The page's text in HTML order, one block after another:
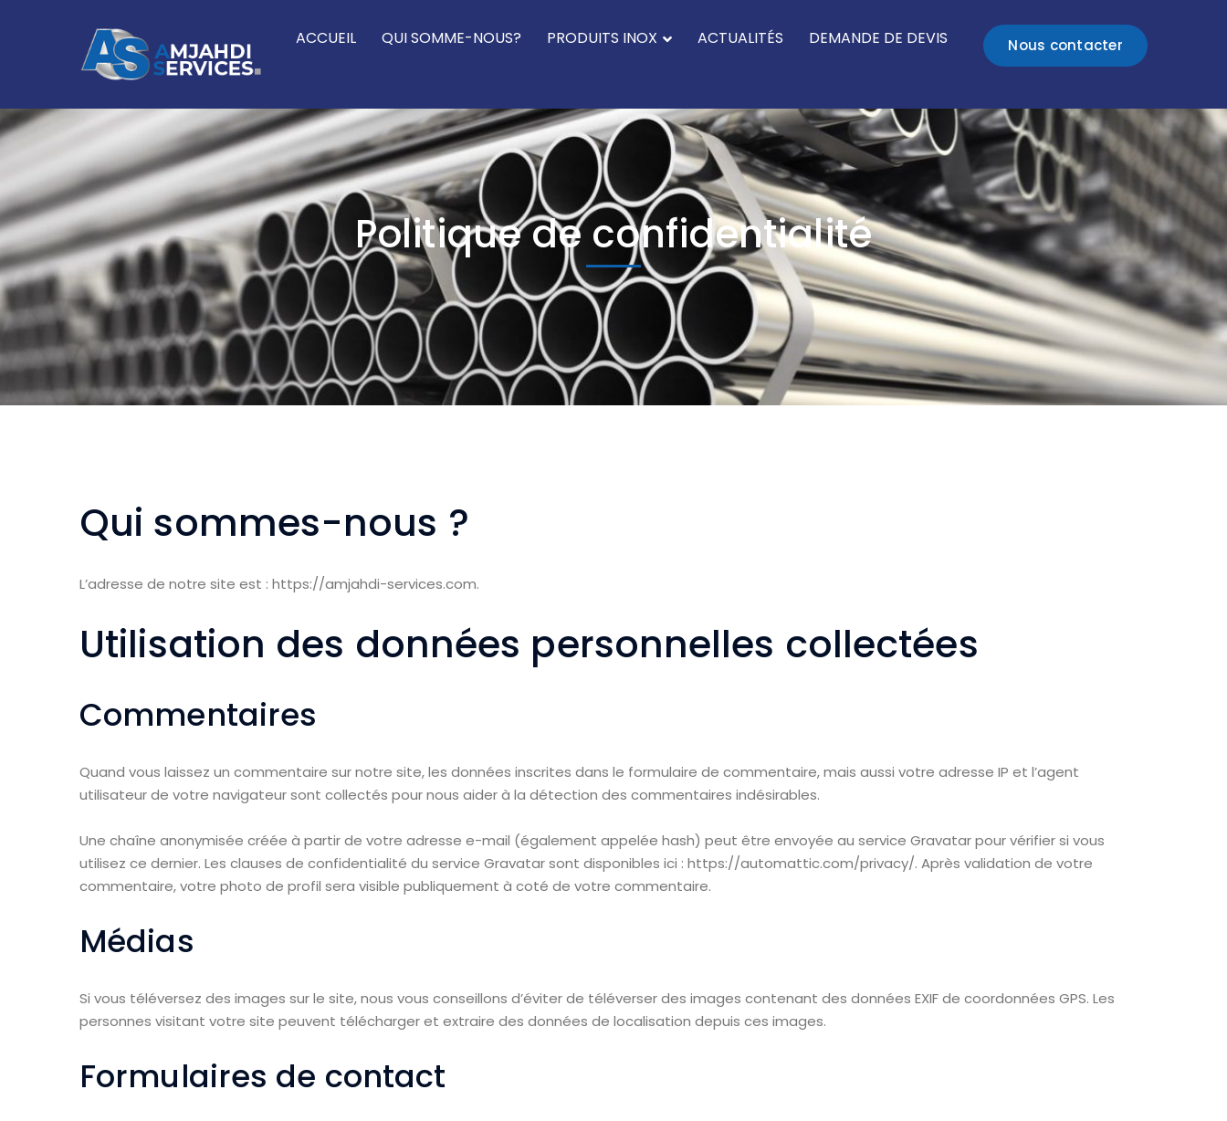
Nous contacter
ACCUEIL QUI SOMME-NOUS? PRODUITS INOX ACTUALITÉS DEMANDE DE DEVIS
Politique de confidentialité
Qui sommes-nous ?
L’adresse de notre site est : https://amjahdi-services.com.
Utilisation des données personnelles collectées
Commentaires
Quand vous laissez un commentaire sur notre site, les données inscrites dans le formulaire de commentaire, mais aussi votre adresse IP et l’agent
utilisateur de votre navigateur sont collectés pour nous aider à la détection des commentaires indésirables.
Une chaîne anonymisée créée à partir de votre adresse e-mail (également appelée hash) peut être envoyée au service Gravatar pour vérifier si vous
utilisez ce dernier. Les clauses de confidentialité du service Gravatar sont disponibles ici : https://automattic.com/privacy/. Après validation de votre
commentaire, votre photo de profil sera visible publiquement à coté de votre commentaire.
Médias
Si vous téléversez des images sur le site, nous vous conseillons d’éviter de téléverser des images contenant des données EXIF de coordonnées GPS. Les
personnes visitant votre site peuvent télécharger et extraire des données de localisation depuis ces images.
Formulaires de contact